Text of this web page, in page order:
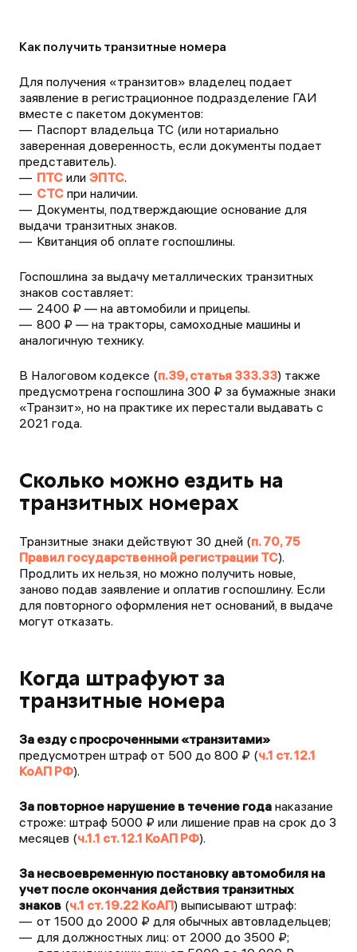
Как получить транзитные номера
Для получения «транзитов» владелец подает
заявление в регистрационное подразделение ГАИ
вместе с пакетом документов:
Паспорт владельца ТС (или нотариально
заверенная доверенность, если документы подает
представитель).
ПТС или ЭПТС.
СТС при наличии.
Документы, подтверждающие основание для
выдачи транзитных знаков.
Квитанция об оплате госпошлины.
Госпошлина за выдачу металлических транзитных
знаков составляет:
2400 ₽ — на автомобили и прицепы.
800 ₽ — на тракторы, самоходные машины и
аналогичную технику.
В Налоговом кодексе (п.39, статья 333.33) также
предусмотрена госпошлина 300 ₽ за бумажные знаки
«Транзит», но на практике их перестали выдавать с
2021 года.
Сколько можно ездить на
транзитных номерах
Транзитные знаки действуют 30 дней (п. 70, 75
Правил государственной регистрации ТС).
Продлить их нельзя, но можно получить новые,
заново подав заявление и оплатив госпошлину. Если
для повторного оформления нет оснований, в выдаче
могут отказать.
Когда штрафуют за
транзитные номера
За езду с просроченными «транзитами»
предусмотрен штраф от 500 до 800 ₽ (ч.1 ст. 12.1
КоАП РФ).
За повторное нарушение в течение года наказание
строже: штраф 5000 ₽ или лишение прав на срок до 3
месяцев (ч.1.1 ст. 12.1 КоАП РФ).
За несвоевременную постановку автомобиля на
учет после окончания действия транзитных
знаков (ч.1 ст. 19.22 КоАП) выписывают штраф:
от 1500 до 2000 ₽ для обычных автовладельцев;
для должностных лиц: от 2000 до 3500 ₽;